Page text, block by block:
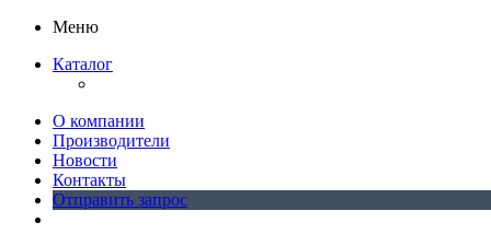
Меню
Каталог
О компании
Производители
Новости
Контакты
Отправить запрос